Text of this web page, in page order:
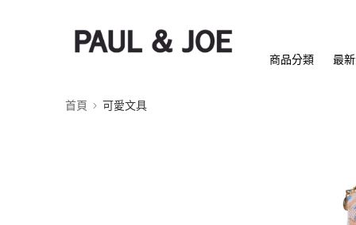
商品分類 最
首頁 可愛文具